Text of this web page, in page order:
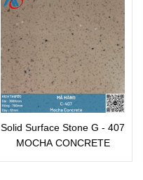
Solid Surface Stone G - 407
MOCHA CONCRETE